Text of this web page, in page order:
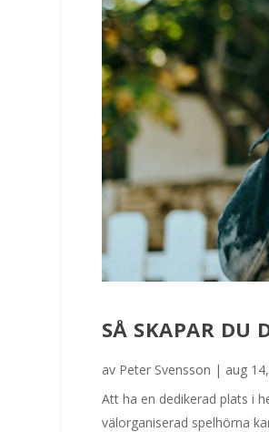
SÅ SKAPAR DU
av Peter Svensson | aug
Att ha en dedikerad plats i
välorganiserad spelhörna